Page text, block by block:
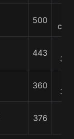
500
443
3/4
360
3/4
376